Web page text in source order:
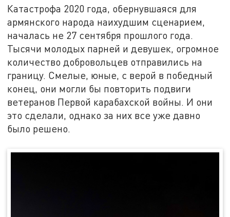
Катастрофа 2020 года, обернувшаяся для
армянского народа наихудшим сценарием,
началась не 27 сентября прошлого года.
Тысячи молодых парней и девушек, огромное
количество добровольцев отправились на
границу. Смелые, юные, с верой в победный
конец, они могли бы повторить подвиги
ветеранов Первой карабахской войны. И они
это сделали, однако за них все уже давно
было решено.